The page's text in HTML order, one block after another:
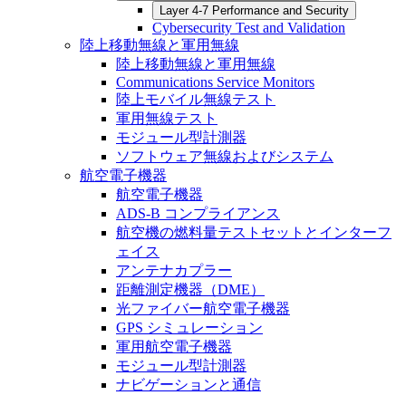
Layer 4-7 Performance and Security
Cybersecurity Test and Validation
陸上移動無線と軍用無線
陸上移動無線と軍用無線
Communications Service Monitors
陸上モバイル無線テスト
軍用無線テスト
モジュール型計測器
ソフトウェア無線およびシステム
航空電子機器
航空電子機器
ADS-B コンプライアンス
航空機の燃料量テストセットとインターフ
ェイス
アンテナカプラー
距離測定機器（DME）
光ファイバー航空電子機器
GPS シミュレーション
軍用航空電子機器
モジュール型計測器
ナビゲーションと通信